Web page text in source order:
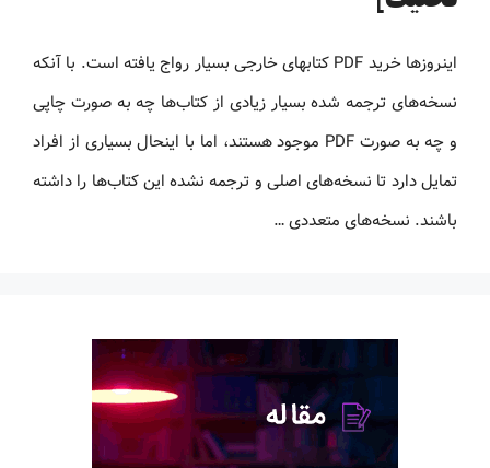
اینروزها خرید PDF کتاب‎های خارجی بسیار رواج یافته است. با آنکه
نسخه‌های ترجمه شده بسیار زیادی از کتاب‌ها چه به صورت چاپی
و چه به صورت PDF موجود هستند، اما با اینحال بسیاری از افراد
تمایل دارد تا نسخه‌های اصلی و ترجمه نشده این کتاب‌ها را داشته
باشند. نسخه‌های متعددی …